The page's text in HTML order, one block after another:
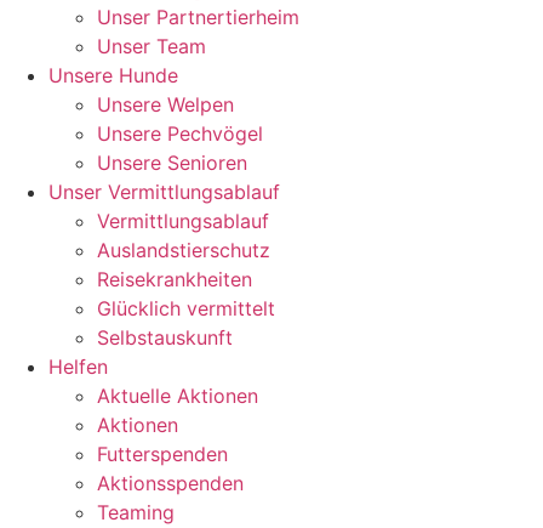
Unser Partnertierheim
Unser Team
Unsere Hunde
Unsere Welpen
Unsere Pechvögel
Unsere Senioren
Unser Vermittlungsablauf
Vermittlungsablauf
Auslandstierschutz
Reisekrankheiten
Glücklich vermittelt
Selbstauskunft
Helfen
Aktuelle Aktionen
Aktionen
Futterspenden
Aktionsspenden
Teaming